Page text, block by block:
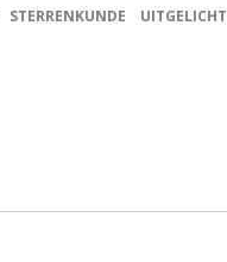
STERRENKUNDE UITGELICHT